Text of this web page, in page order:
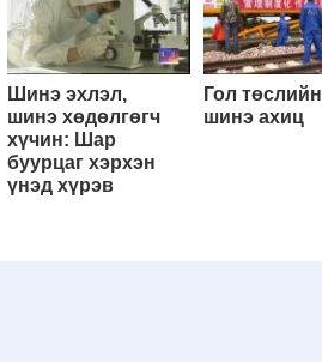
Шинэ эхлэл,
шинэ хөдөлгөгч
хүчин: Шар
буурцаг хэрхэн
үнэд хүрэв
Гол төслийн
шинэ ахиц